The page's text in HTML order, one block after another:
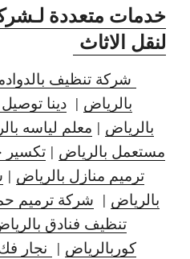
خدمات متعددة
لنقل الاثاث
شركة تنظيف
بالرياض |دينا
بالرياض | معلم لياسه
مستعمل بالرياض | تكسير
ترميم منازل بالرياض |
بالرياض | شركة ترميم
تنظيف فنادق
كوربالرياض | نجار